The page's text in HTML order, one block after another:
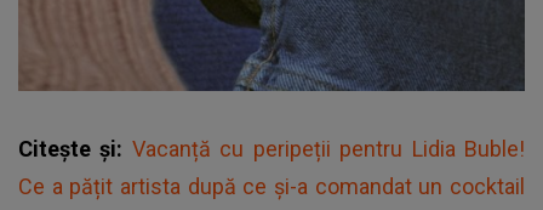
Citește și: Vacanță cu peripeții pentru Lidia Buble!
Ce a pățit artista după ce și-a comandat un cocktail